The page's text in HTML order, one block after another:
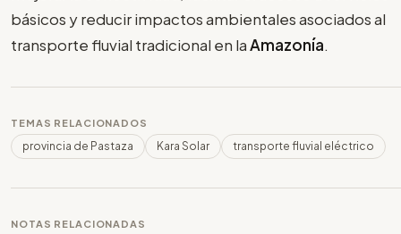
básicos y reducir impactos ambientales asociados al
transporte fluvial tradicional en laAmazonía.
TEMAS RELACIONADOS
provincia de Pastaza Kara Solar transporte fluvial eléctrico
NOTAS RELACIONADAS